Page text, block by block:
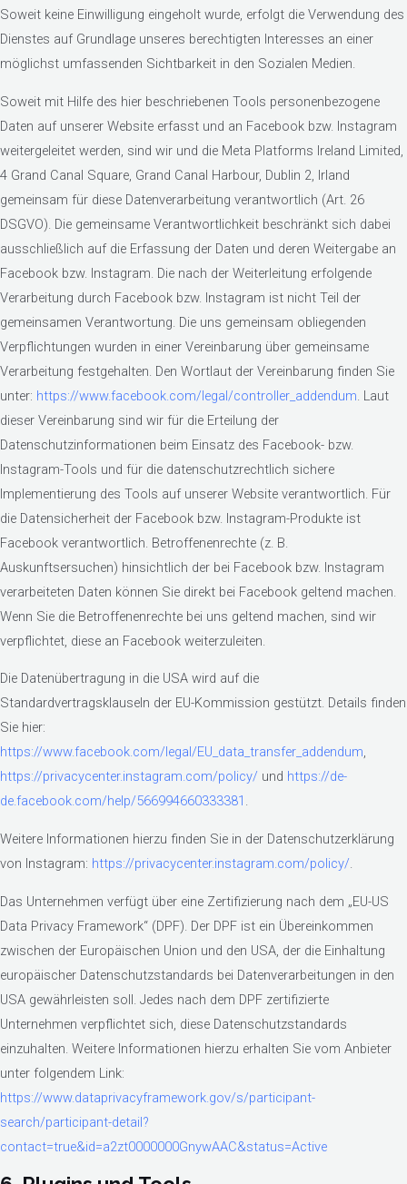
Soweit keine Einwilligung eingeholt wurde, erfolgt die Verwendung des
Dienstes auf Grundlage unseres berechtigten Interesses an einer
möglichst umfassenden Sichtbarkeit in den Sozialen Medien.
Soweit mit Hilfe des hier beschriebenen Tools personenbezogene
Daten auf unserer Website erfasst und an Facebook bzw. Instagram
weitergeleitet werden, sind wir und die Meta Platforms Ireland Limited,
4 Grand Canal Square, Grand Canal Harbour, Dublin 2, Irland
gemeinsam für diese Datenverarbeitung verantwortlich (Art. 26
DSGVO). Die gemeinsame Verantwortlichkeit beschränkt sich dabei
ausschließlich auf die Erfassung der Daten und deren Weitergabe an
Facebook bzw. Instagram. Die nach der Weiterleitung erfolgende
Verarbeitung durch Facebook bzw. Instagram ist nicht Teil der
gemeinsamen Verantwortung. Die uns gemeinsam obliegenden
Verpflichtungen wurden in einer Vereinbarung über gemeinsame
Verarbeitung festgehalten. Den Wortlaut der Vereinbarung finden Sie
unter: https://www.facebook.com/legal/controller_addendum. Laut
dieser Vereinbarung sind wir für die Erteilung der
Datenschutzinformationen beim Einsatz des Facebook- bzw.
Instagram-Tools und für die datenschutzrechtlich sichere
Implementierung des Tools auf unserer Website verantwortlich. Für
die Datensicherheit der Facebook bzw. Instagram-Produkte ist
Facebook verantwortlich. Betroffenenrechte (z. B.
Auskunftsersuchen) hinsichtlich der bei Facebook bzw. Instagram
verarbeiteten Daten können Sie direkt bei Facebook geltend machen.
Wenn Sie die Betroffenenrechte bei uns geltend machen, sind wir
verpflichtet, diese an Facebook weiterzuleiten.
Die Datenübertragung in die USA wird auf die
Standardvertragsklauseln der EU-Kommission gestützt. Details finden
Sie hier:
https://www.facebook.com/legal/EU_data_transfer_addendum,
https://privacycenter.instagram.com/policy/ und https://de-
de.facebook.com/help/566994660333381 .
Weitere Informationen hierzu finden Sie in der Datenschutzerklärung
von Instagram: https://privacycenter.instagram.com/policy/.
Das Unternehmen verfügt über eine Zertifizierung nach dem „EU-US
Data Privacy Framework“ (DPF). Der DPF ist ein Übereinkommen
zwischen der Europäischen Union und den USA, der die Einhaltung
europäischer Datenschutzstandards bei Datenverarbeitungen in den
USA gewährleisten soll. Jedes nach dem DPF zertifizierte
Unternehmen verpflichtet sich, diese Datenschutzstandards
einzuhalten. Weitere Informationen hierzu erhalten Sie vom Anbieter
unter folgendem Link:
https://www.dataprivacyframework.gov/s/participant-
search/participant-detail?
contact=true&id=a2zt0000000GnywAAC&status=Active